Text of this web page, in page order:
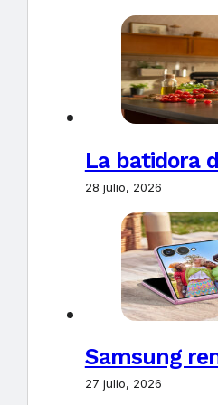
La batidora
28 julio, 2026
Samsung
27 julio, 2026